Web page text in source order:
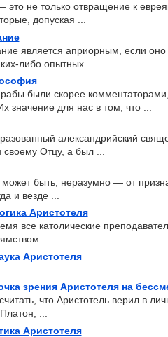
это не только отвращение к
допуская ...
является априорным, если
либо опытных ...
были скорее
значение для нас в том, что ...
александрийский
Отцу, а был ...
быть, неразумно — от
и везде ...
Аристотеля
все католические
...
Аристотеля
зрения Аристотеля на
что Аристотель верил в
...
Аристотеля